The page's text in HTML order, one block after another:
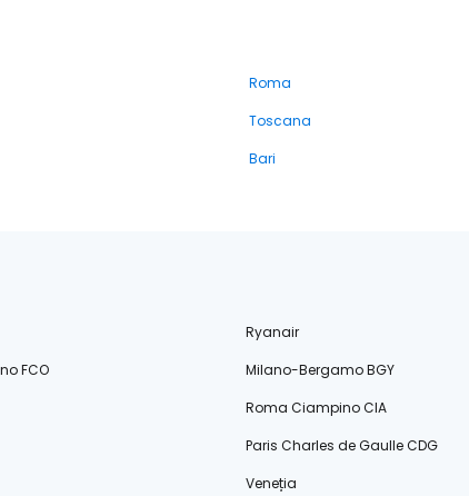
Roma
Toscana
Bari
Ryanair
FCO
Milano-Bergamo BGY
Roma Ciampino CIA
Paris Charles de Gaulle CDG
Veneția